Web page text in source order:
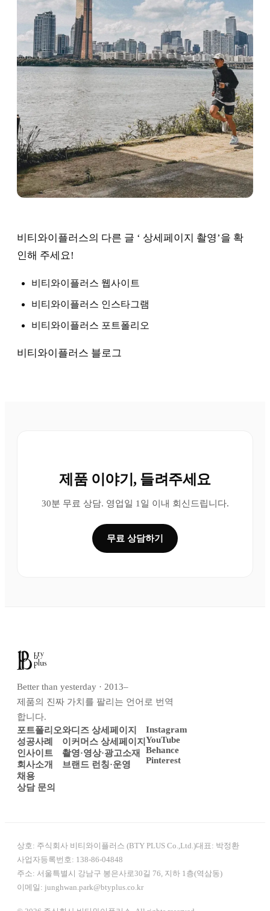
비티와이플러스의 다른 글 ‘ 상세페이지 촬영’을 확
인해 주세요!
비티와이플러스 웹사이트
비티와이플러스 인스타그램
비티와이플러스 포트폴리오
비티와이플러스 블로그
제품 이야기, 들려주세요
30분 무료 상담. 영업일 1일 이내 회신드립니다.
무료 상담하기
Better than yesterday · 2013–
제품의 진짜 가치를 팔리는 언어로 번역
합니다.
포트폴리오
성공사례
인사이트
회사소개
채용
상담 문의
와디즈 상세페이지
이커머스 상세페이지
촬영·영상·광고소재
브랜드 런칭·운영
Instagram
YouTube
Behance
Pinterest
상호: 주식회사 비티와이플러스 (BTY PLUS Co.,Ltd.)대표: 박정환
사업자등록번호: 138-86-04848
주소: 서울특별시 강남구 봉은사로30길 76, 지하 1층(역삼동)
이메일: junghwan.park@btyplus.co.kr